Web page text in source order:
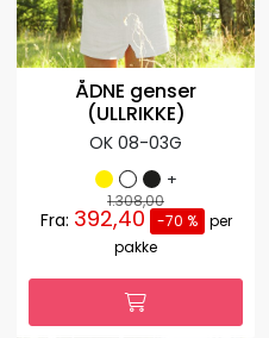
ÅDNE genser
(ULLRIKKE)
OK 08-03G
+
1.308,00
Fra: 392,40 -70 %
per
pakke